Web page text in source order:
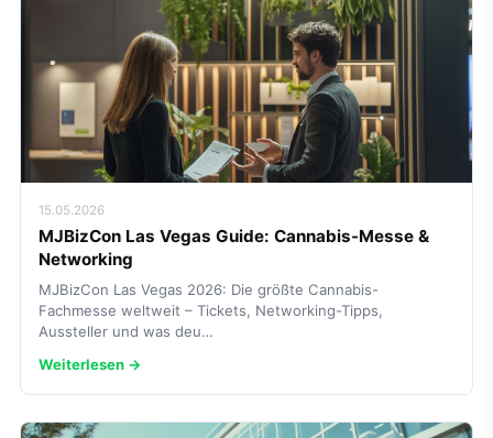
15.05.2026
MJBizCon Las Vegas Guide: Cannabis-Messe &
Networking
MJBizCon Las Vegas 2026: Die größte Cannabis-
Fachmesse weltweit – Tickets, Networking-Tipps,
Aussteller und was deu…
Weiterlesen →